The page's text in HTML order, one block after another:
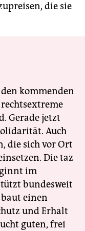
die sie
kommenden
Gerade jetzt
Auch
die sich vor Ort
Die taz
im
bundesweit
einen
und Erhalt
guten, frei